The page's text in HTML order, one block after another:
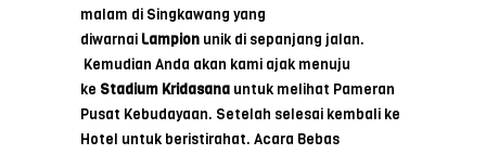
malam di Singkawang yang
diwarnai Lampion unik di sepanjang jalan.
Kemudian Anda akan kami ajak menuju
ke Stadium Kridasana untuk melihat Pameran
Pusat Kebudayaan. Setelah selesai kembali ke
Hotel untuk beristirahat. Acara Bebas